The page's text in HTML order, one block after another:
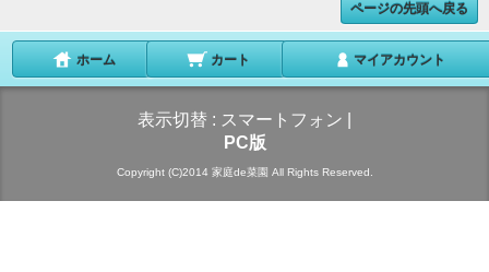
ページの先頭へ戻る
ホーム カート マイアカウント
表示切替 : スマートフォン
PC版
Copyright (C)2014 家庭de菜園 All Rights Reserved.